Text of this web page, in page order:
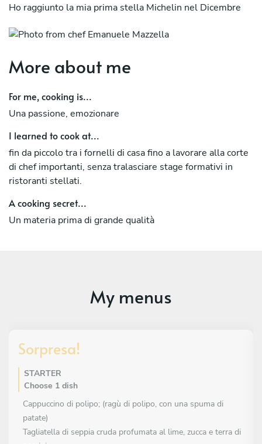
Ho raggiunto la mia prima stella Michelin nel Dicembre
“tradizione in chiave moderna”grazie alla ricerca costante
e al rispetto di ingredienti sani, legati al territorio in cui
profumi delle mie origini Ischitane, creano
More about me
For me, cooking is...
Una passione, emozionare
I learned to cook at...
fin da piccolo tra i fornelli di casa fino a lavorare alla corte
di chef importanti, senza tralasciare stage formativi in
ristoranti stellati.
A cooking secret...
Un materia prima di grande qualità
My menus
Sorpresa!
STARTER
Choose 1 dish
Cappuccino di polipo; (ragù di polipo, con una spuma di
patate)
Tagliatella di seppia cruda profumata al lime, zucca e terra di